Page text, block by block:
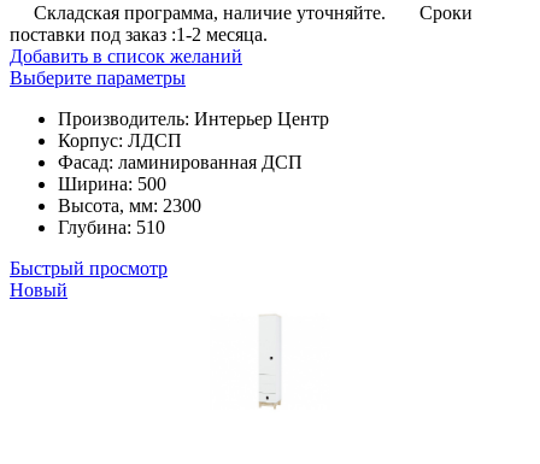
Складская программа, наличие уточняйте.
Сроки
поставки под заказ :1-2 месяца.
Добавить в список желаний
Выберите параметрыЭтот
имеет
вариаций.
можно
Производитель: Интерьер Центр
Корпус: ЛДСП
Фасад: ламинированная ДСП
Ширина: 500
Высота, мм: 2300
Глубина: 510
Быстрый просмотр
Новый